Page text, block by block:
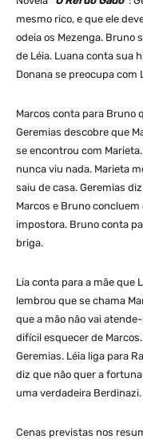
mesmo rico, e que ele
odeia os Mezenga. Bruno
de Léia. Luana conta sua
Donana se preocupa com
Marcos conta para Bruno
Geremias descobre que
se encontrou com
nunca viu nada. Marieta
saiu de casa. Geremias
Marcos e Bruno
impostora. Bruno conta
briga.
Lia conta para a mãe que
lembrou que se chama
que a mão não vai
difícil esquecer de
Geremias. Léia liga para
diz que não quer a
uma verdadeira Berdinazi.
Cenas previstas nos